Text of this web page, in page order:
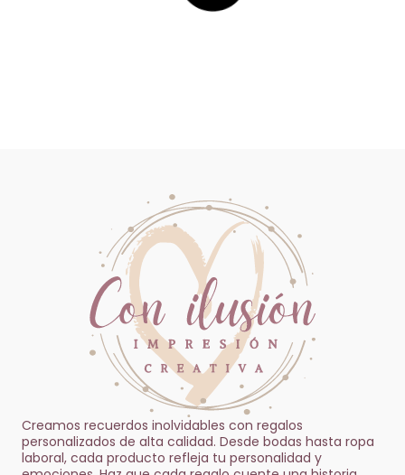
Un regalo para el Día de la Madre
personalizado: Sorpréndela con
detalles únicos
noviembre 19, 2024